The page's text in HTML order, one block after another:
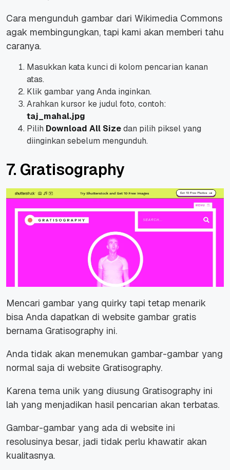
Cara mengunduh gambar dari Wikimedia Commons
agak membingungkan, tapi kami akan memberi tahu
caranya.
Masukkan kata kunci di kolom pencarian kanan
atas.
Klik gambar yang Anda inginkan.
Arahkan kursor ke judul foto, contoh:
taj_mahal.jpg
Pilih Download All Sizedan pilih piksel yang
diinginkan sebelum mengunduh.
7. Gratisography
Mencari gambar yang quirky tapi tetap menarik
bisa Anda dapatkan di website gambar gratis
bernama Gratisography ini.
Anda tidak akan menemukan gambar-gambar yang
normal saja di website Gratisography.
Karena tema unik yang diusung Gratisography ini
lah yang menjadikan hasil pencarian akan terbatas.
Gambar-gambar yang ada di website ini
resolusinya besar, jadi tidak perlu khawatir akan
kualitasnya.